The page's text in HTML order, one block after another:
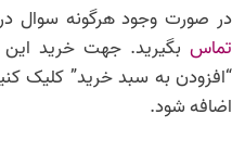
در صورت وجود هرگونه سوال
تماس بگیرید. جهت خرید
“افزودن به سبد خرید” کلیک
اضافه شود.